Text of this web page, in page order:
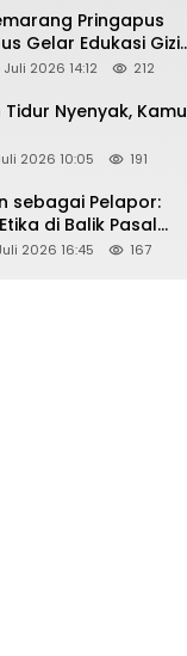
WarganetPringapus
Gelar Edukasi Gizi
Bina Balita Peringati
2026 14:12 212
Nyenyak, Kamu
2026 10:05 191
sebagai Pelapor:
di Balik Pasal
KUHP
2026 16:45 167